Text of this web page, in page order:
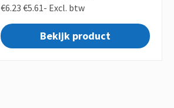
€6.23 €5.61- Excl. btw
Bekijk product